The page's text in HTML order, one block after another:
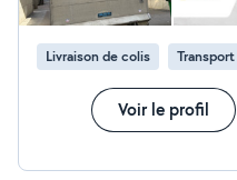
Livraison de colis
Voir le profil